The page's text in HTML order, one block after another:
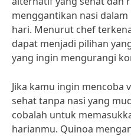
menggantikan nasi
hari. Menurut chef
dapat menjadi pilihan
yang ingin mengurangi
Jika kamu ingin mencoba
sehat tanpa nasi yang
cobalah untuk
harianmu. Quinoa